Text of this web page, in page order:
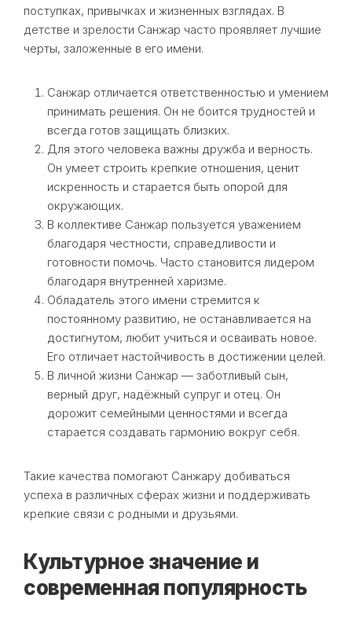
поступках, привычках и жизненных взглядах. В
детстве и зрелости Санжар часто проявляет лучшие
черты, заложенные в его имени.
Санжар отличается ответственностью и умением
принимать решения. Он не боится трудностей и
всегда готов защищать близких.
Для этого человека важны дружба и верность.
Он умеет строить крепкие отношения, ценит
искренность и старается быть опорой для
окружающих.
В коллективе Санжар пользуется уважением
благодаря честности, справедливости и
готовности помочь. Часто становится лидером
благодаря внутренней харизме.
Обладатель этого имени стремится к
постоянному развитию, не останавливается на
достигнутом, любит учиться и осваивать новое.
Его отличает настойчивость в достижении целей.
В личной жизни Санжар — заботливый сын,
верный друг, надёжный супруг и отец. Он
дорожит семейными ценностями и всегда
старается создавать гармонию вокруг себя.
Такие качества помогают Санжару добиваться
успеха в различных сферах жизни и поддерживать
крепкие связи с родными и друзьями.
Культурное значение и
современная популярность